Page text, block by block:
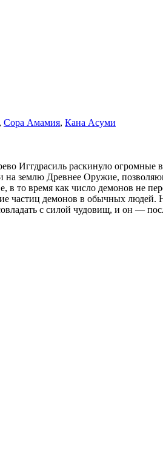
, Сора Амамия, Кана Асуми
Иггдрасиль раскинуло
землю Древнее Оружие,
то время как число демонов не
частиц демонов в обычных людей.
с силой чудовищ, и он —